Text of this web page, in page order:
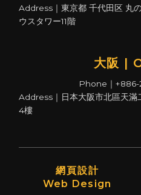
Address｜東京都 千代田区 丸
ウスタワー11階
大阪 |
Phone｜
Address｜日本大阪市北區天滿
4樓
網頁設計
Web Design